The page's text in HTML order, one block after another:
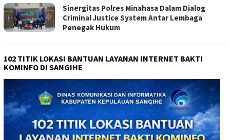
Sinergitas Polres Minahasa Dalam Dialog
Criminal Justice System Antar Lembaga
Penegak Hukum
102 TITIK LOKASI BANTUAN LAYANAN INTERNET BAKTI
KOMINFO DI SANGIHE